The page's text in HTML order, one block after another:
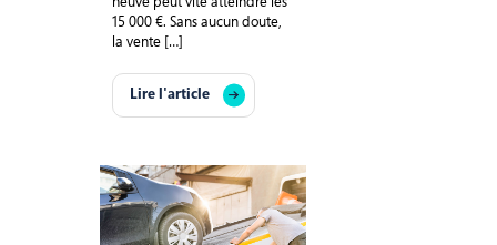
15 000 €. Sans aucun doute,
la vente […]
Lire l'article